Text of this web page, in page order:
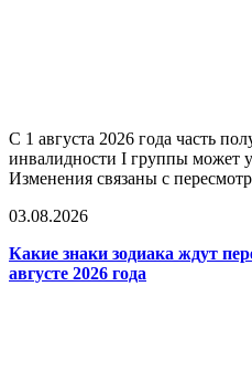
С 1 августа 2026 года часть
инвалидности I группы может
Изменения связаны с
03.08.2026
Какие знаки зодиака ждут
августе 2026 года